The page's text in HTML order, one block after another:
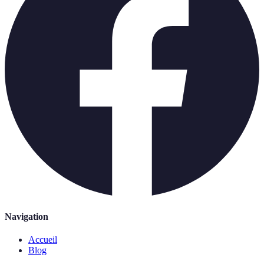
Navigation
Accueil
Blog